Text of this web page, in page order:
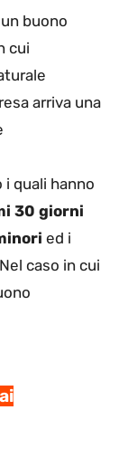
buono
cui
arriva una
quali hanno
30 giorni
ed i
caso in cui